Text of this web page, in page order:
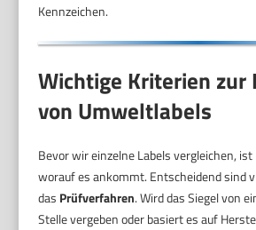
Kennzeichen.
Wichtige Kriterien zur
von Umweltlabels
Bevor wir einzelne Labels vergleichen, ist
worauf es ankommt. Entscheidend sind
das Prüfverfahren. Wird das Siegel von
Stelle vergeben oder basiert es auf